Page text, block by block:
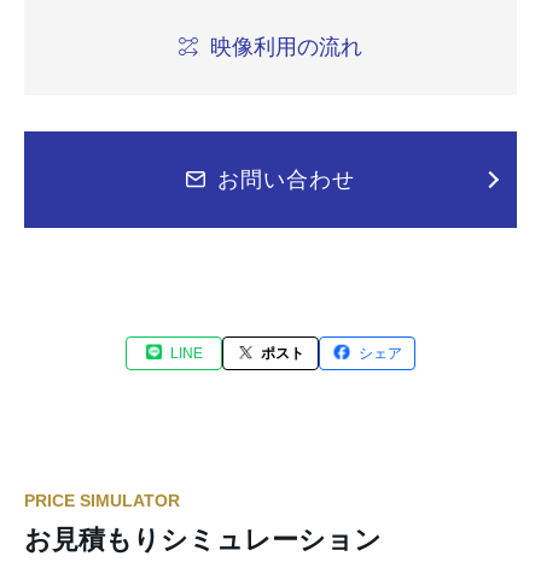
映像利用の流れ
お問い合わせ
LINE ポスト シェア
PRICE SIMULATOR
お見積もりシミュレーション